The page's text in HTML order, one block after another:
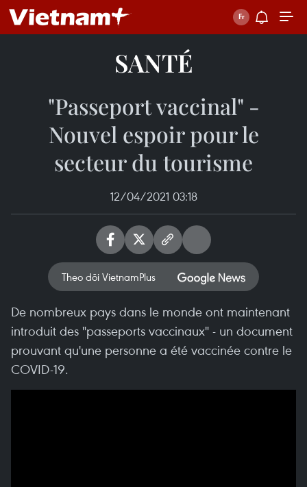
SANTÉ
"Passeport vaccinal" -
Nouvel espoir pour le
secteur du tourisme
12/04/2021 03:18
Theo dõi VietnamPlus
De nombreux pays dans le monde ont maintenant
introduit des "passeports vaccinaux" - un document
prouvant qu'une personne a été vaccinée contre le
COVID-19.